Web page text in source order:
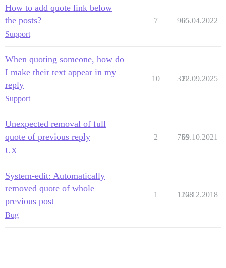
How to add quote link below
the posts?
Support
7 965
05.04.2022
When quoting someone, how do
I make their text appear in my
reply
Support
10 311
22.09.2025
Unexpected removal of full
quote of previous reply
UX
2 753
09.10.2021
System-edit: Automatically
removed quote of whole
previous post
Bug
1 1268
12.12.2018